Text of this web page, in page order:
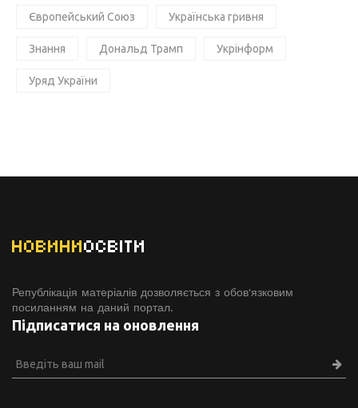
Європейський Союз Українська гривня
Знання Дональд Трамп Укрінформ
Уряд України
НОВИНИОСВІТИ
Републікація матеріалів дозволяється з обов'язковим
посиланням на даний портал.
Підписатися на оновлення